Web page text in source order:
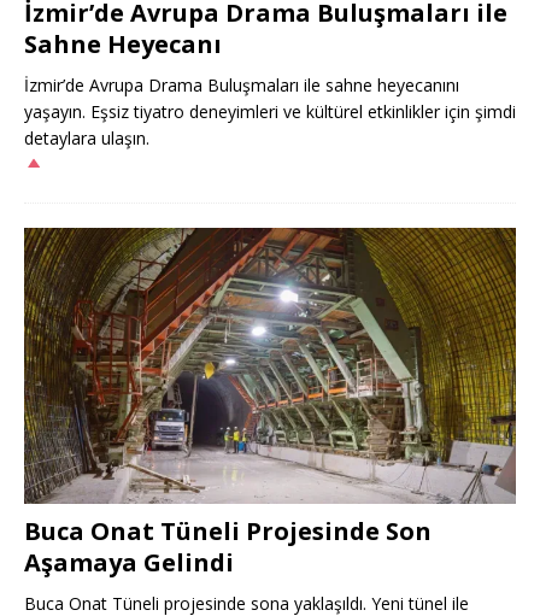
İzmir’de Avrupa Drama Buluşmaları ile
Sahne Heyecanı
İzmir’de Avrupa Drama Buluşmaları ile sahne heyecanını
yaşayın. Eşsiz tiyatro deneyimleri ve kültürel etkinlikler için şimdi
detaylara ulaşın.
Buca Onat Tüneli Projesinde Son
Aşamaya Gelindi
Buca Onat Tüneli projesinde sona yaklaşıldı. Yeni tünel ile